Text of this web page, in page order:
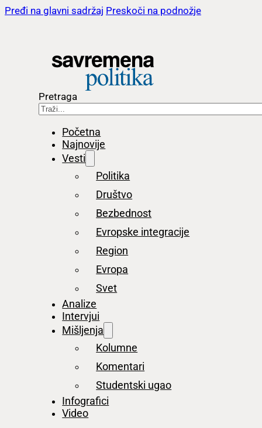
Pređi na glavni sadržaj Preskoči na podnožje
Pretraga
Početna
Najnovije
Vesti
Politika
Društvo
Bezbednost
Evropske integracije
Region
Evropa
Svet
Analize
Intervjui
Mišljenja
Kolumne
Komentari
Studentski ugao
Infografici
Video